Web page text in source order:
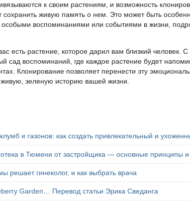
к своим растениям, и возможность
сохранить живую память о нем. Это может быть
особыми воспоминаниями или событиями в жизни,
есть растение, которое дарил вам близкий человек.
сад воспоминаний, где каждое растение будет
Клонирование позволяет перенести эту
зеленую историю вашей жизни.
и газонов: как создать привлекательный и
в Тюмени от застройщика — основные принципы и
решает гинеколог, и как выбрать врача
Garden… Перевод статьи Эрика Сведанга